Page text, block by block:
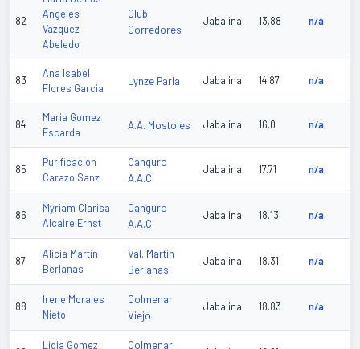
82
Angeles
Vazquez
Abeledo
Club
Corredores
Jabalina 13.88 n/a
83
Ana Isabel
Flores Garcia
Lynze Parla Jabalina 14.87 n/a
84
Maria Gomez
Escarda
A.A. Mostoles Jabalina 16.0 n/a
85
Purificacion
Carazo Sanz
Canguro
A.A.C.
Jabalina 17.71 n/a
86
Myriam Clarisa
Alcaire Ernst
Canguro
A.A.C.
Jabalina 18.13 n/a
87
Alicia Martin
Berlanas
Val. Martin
Berlanas
Jabalina 18.31 n/a
88
Irene Morales
Nieto
Colmenar
Viejo
Jabalina 18.83 n/a
Lidia Gomez Colmenar